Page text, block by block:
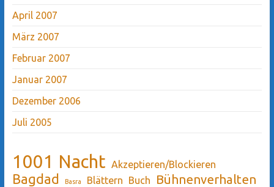
April 2007
März 2007
Februar 2007
Januar 2007
Dezember 2006
Juli 2005
1001 Nacht Akzeptieren/Blockieren
Bagdad Basra Blättern Buch Bühnenverhalten